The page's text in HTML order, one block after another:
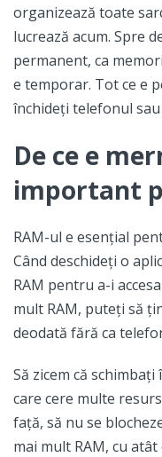
organizează toate
lucrează acum. Spre
permanent, ca
e temporar. Tot ce e
închideți telefonul
De ce e
important
RAM-ul e esențial
Când deschideți o
RAM pentru a-i
mult RAM, puteți să
deodată fără ca
Să zicem că
care cere multe
față, să nu se
mai mult RAM, cu